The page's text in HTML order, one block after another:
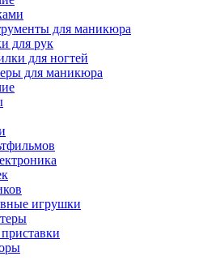
для маникюра
для рук
для ногтей
для маникюра
игрушки